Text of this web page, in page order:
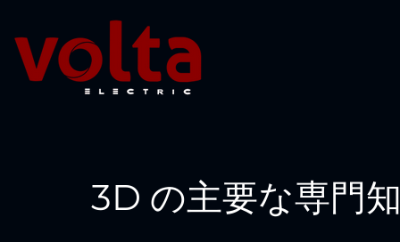
3D の主要な専門